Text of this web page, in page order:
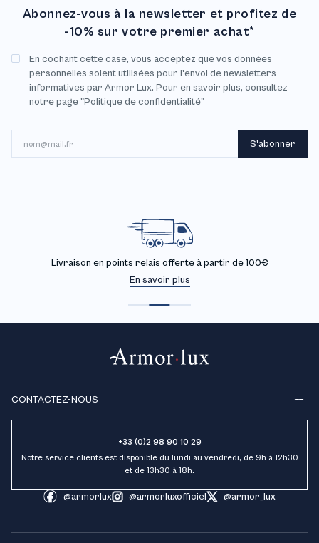
Abonnez-vous à la newsletter et profitez de
-10% sur votre premier achat*
En cochant cette case, vous acceptez que vos données
personnelles soient utilisées pour l'envoi de newsletters
informatives par Armor Lux. Pour en savoir plus, consultez
notre page "Politique de confidentialité"
S'abonner
Retours gratuits sous 30 jours
En savoir plus
CONTACTEZ-NOUS
+33 (0)2 98 90 10 29
Notre service clients est disponible du lundi au vendredi, de 9h à 12h30
et de 13h30 à 18h.
@armorlux @armorluxofficiel @armor_lux